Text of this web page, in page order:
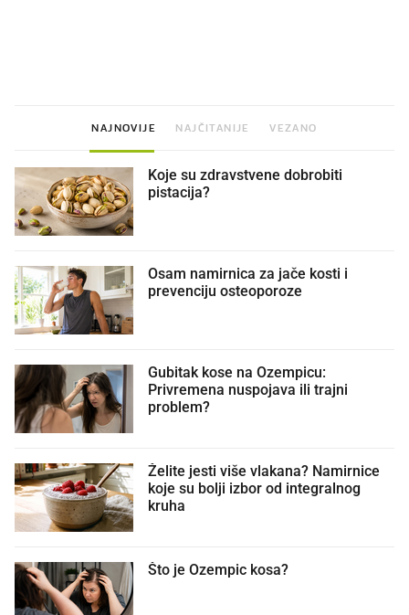
NAJNOVIJE NAJČITANIJE VEZANO
Koje su zdravstvene dobrobiti
pistacija?
Osam namirnica za jače kosti i
prevenciju osteoporoze
Gubitak kose na Ozempicu:
Privremena nuspojava ili trajni
problem?
Želite jesti više vlakana? Namirnice
koje su bolji izbor od integralnog
kruha
Što je Ozempic kosa?